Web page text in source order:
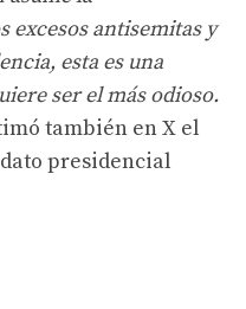
excesos antisemitas y
esta es una
ser el más odioso.
también en X el
presidencial